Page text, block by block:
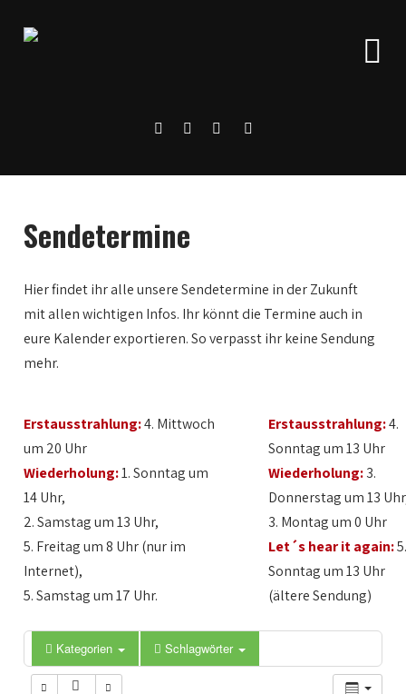
Sendetermine
Hier findet ihr alle unsere Sendetermine in der Zukunft
mit allen wichtigen Infos. Ihr könnt die Termine auch in
eure Kalender exportieren. So verpasst ihr keine Sendung
mehr.
Erstausstrahlung:4. Mittwoch
um 20 Uhr
Wiederholung:1. Sonntag um
14 Uhr,
2. Samstag um 13 Uhr,
5. Freitag um 8 Uhr (nur im
Internet),
5. Samstag um 17 Uhr.
Erstausstrahlung:4.
Sonntag um 13 Uhr
Wiederholung:3.
Donnerstag um 13
3. Montag um 0 Uhr
Let´s hear it again:
Sonntag um 13 Uhr
(ältere Sendung)
Kategorien Schlagwörter
0:00
1:00
2:00
3:00
5:00
6:00